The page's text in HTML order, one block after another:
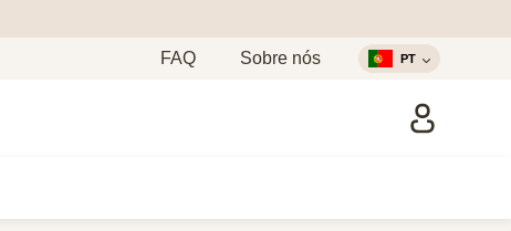
FAQ Sobre nós PT